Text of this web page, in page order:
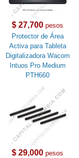
$ 27,700 pesos
Protector de Área
Activa para Tableta
Digitalizadora Wacom
Intuos Pro Medium
PTH660
$ 29,000 pesos